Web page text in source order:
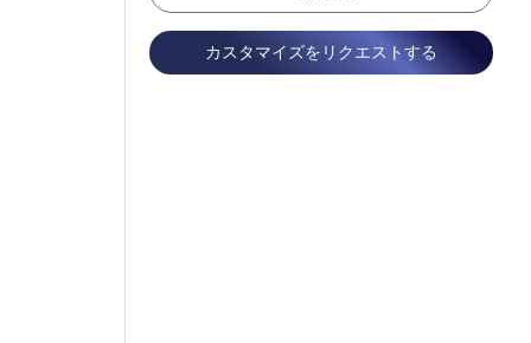
カスタマイズをリクエストする